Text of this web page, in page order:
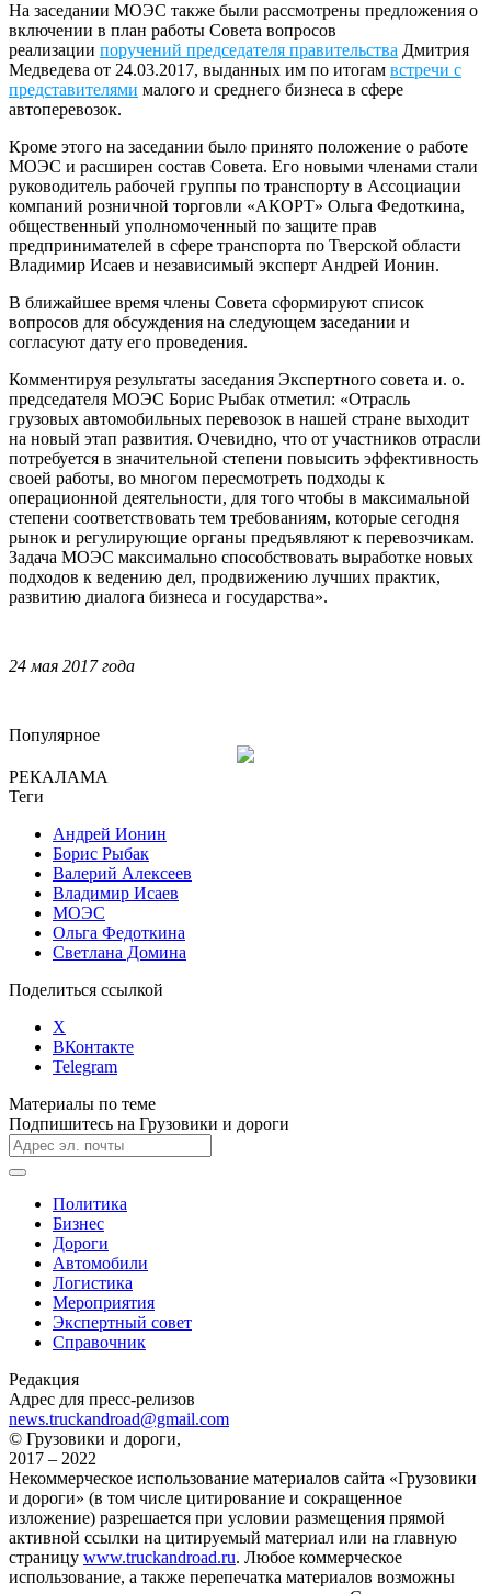
На заседании МОЭС также были рассмотрены предложения о
включении в план работы Совета вопросов
реализации поручений председателя правительства Дмитрия
Медведева от 24.03.2017, выданных им по итогам встречи с
представителями малого и среднего бизнеса в сфере
автоперевозок.
Кроме этого на заседании было принято положение о работе
МОЭС и расширен состав Совета. Его новыми членами стали
руководитель рабочей группы по транспорту в Ассоциации
компаний розничной торговли «АКОРТ» Ольга Федоткина,
общественный уполномоченный по защите прав
предпринимателей в сфере транспорта по Тверской области
Владимир Исаев и независимый эксперт Андрей Ионин.
В ближайшее время члены Совета сформируют список
вопросов для обсуждения на следующем заседании и
согласуют дату его проведения.
Комментируя результаты заседания Экспертного совета и. о.
председателя МОЭС Борис Рыбак отметил: «Отрасль
грузовых автомобильных перевозок в нашей стране выходит
на новый этап развития. Очевидно, что от участников отрасли
потребуется в значительной степени повысить эффективность
своей работы, во многом пересмотреть подходы к
операционной деятельности, для того чтобы в максимальной
степени соответствовать тем требованиям, которые сегодня
рынок и регулирующие органы предъявляют к перевозчикам.
Задача МОЭС максимально способствовать выработке новых
подходов к ведению дел, продвижению лучших практик,
развитию диалога бизнеса и государства».
24 мая 2017 года
Популярное
РЕКАЛАМА
Теги
Андрей Ионин
Борис Рыбак
Валерий Алексеев
Владимир Исаев
МОЭС
Ольга Федоткина
Светлана Домина
Поделиться ссылкой
X
ВКонтакте
Telegram
Материалы по теме
Подпишитесь на Грузовики и дороги
Политика
Бизнес
Дороги
Автомобили
Логистика
Мероприятия
Экспертный совет
Справочник
Редакция
Адрес для пресс-релизов
news.truckandroad@gmail.com
© Грузовики и дороги,
2017 – 2022
Некоммерческое использование материалов сайта «Грузовики
и дороги» (в том числе цитирование и сокращенное
изложение) разрешается при условии размещения прямой
активной ссылки на цитируемый материал или на главную
страницу www.truckandroad.ru. Любое коммерческое
использование, а также перепечатка материалов возможны